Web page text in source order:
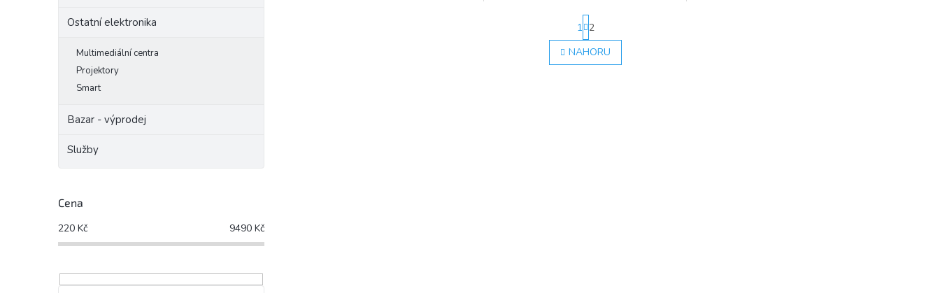
Ostatní elektronika
Multimediální centra
Projektory
Smart
Bazar - výprodej
Služby
Cena
220 Kč 9490 Kč
O
v
t
r
á
n
1 2
NAHORU